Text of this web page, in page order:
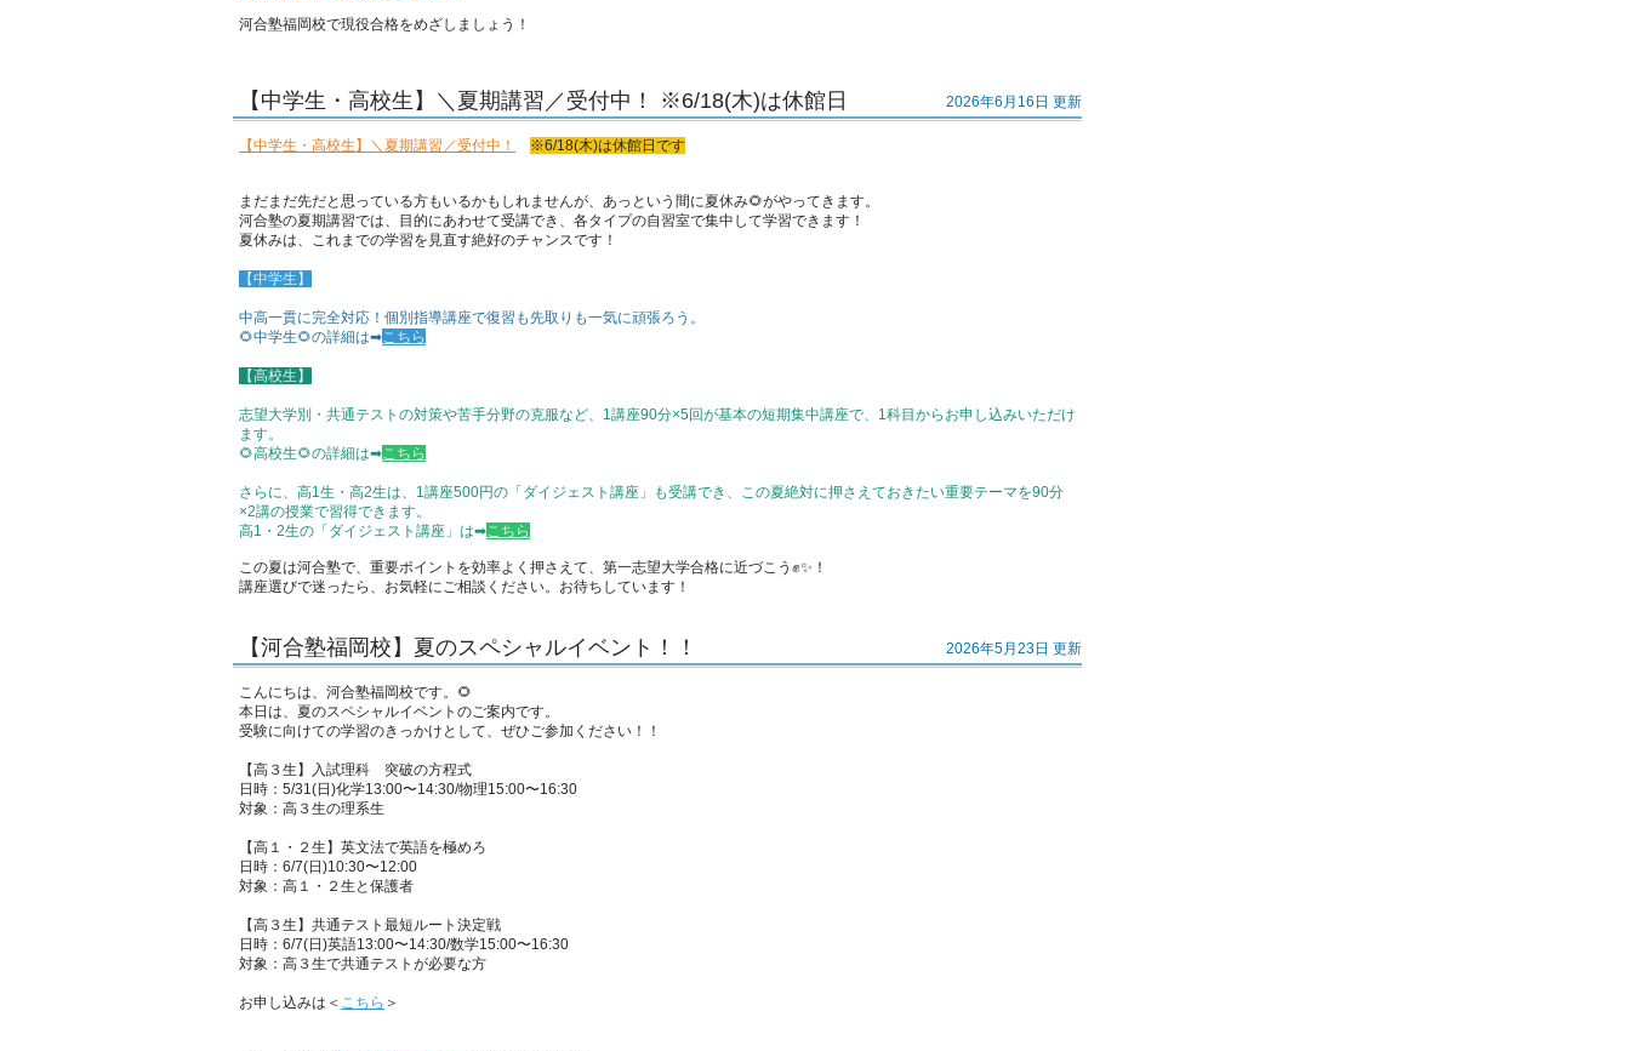
河合塾福岡校で現役合格をめざしましょう！
【中学生・高校生】＼夏期講習／受付中！ ※6/18(木)は休館日 2026年6月16日 更新
【中学生・高校生】＼夏期講習／受付中！ ※6/18(木)は休館日です
まだまだ先だと思っている方もいるかもしれませんが、あっという間に夏休み🌻がやってきます。
河合塾の夏期講習では、目的にあわせて受講でき、各タイプの自習室で集中して学習できます！
夏休みは、これまでの学習を見直す絶好のチャンスです！
【中学生】
中高一貫に完全対応！個別指導講座で復習も先取りも一気に頑張ろう。
🌻中学生🌻の詳細は➡こちら
【高校生】
志望大学別・共通テストの対策や苦手分野の克服など、1講座90分×5回が基本の短期集中講座で、1科目からお申し込みいただけ
ます。
🌻高校生🌻の詳細は➡こちら
さらに、高1生・高2生は、1講座500円の「ダイジェスト講座」も受講でき、この夏絶対に押さえておきたい重要テーマを90分
×2講の授業で習得できます。
高1・2生の「ダイジェスト講座」は➡こちら
この夏は河合塾で、重要ポイントを効率よく押さえて、第一志望大学合格に近づこう✊✨！
講座選びで迷ったら、お気軽にご相談ください。お待ちしています！
【河合塾福岡校】夏のスペシャルイベント！！ 2026年5月23日 更新
こんにちは、河合塾福岡校です。🌻
本日は、夏のスペシャルイベントのご案内です。
受験に向けての学習のきっかけとして、ぜひご参加ください！！
【高３生】入試理科 突破の方程式
日時：5/31(日)化学13:00〜14:30/物理15:00〜16:30
対象：高３生の理系生
【高１・２生】英文法で英語を極めろ
日時：6/7(日)10:30〜12:00
対象：高１・２生と保護者
【高３生】共通テスト最短ルート決定戦
日時：6/7(日)英語13:00〜14:30/数学15:00〜16:30
対象：高３生で共通テストが必要な方
お申し込みは＜ こちら ＞